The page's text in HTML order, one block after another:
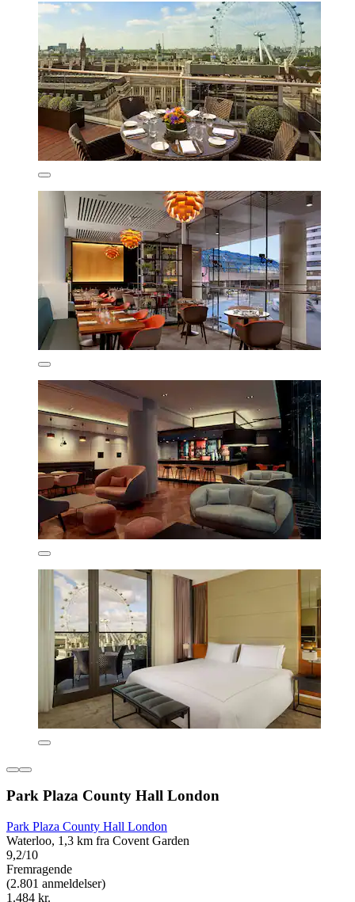
Park Plaza County Hall London
Park Plaza County Hall London
Waterloo, 1,3 km fra Covent Garden
9,2/10
Fremragende
(2.801 anmeldelser)
1.484 kr.